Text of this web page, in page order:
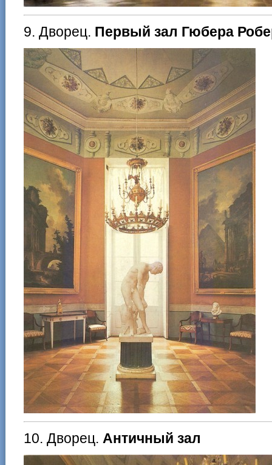
9. Дворец. Первый зал Гюбера
10. Дворец. Античный зал